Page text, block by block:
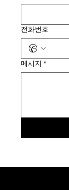
전화번호
메시지 *